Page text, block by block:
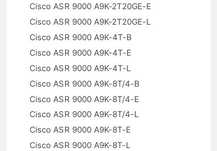
Cisco ASR 9000 A9K-2T20GE-E
Cisco ASR 9000 A9K-2T20GE-L
Cisco ASR 9000 A9K-4T-B
Cisco ASR 9000 A9K-4T-E
Cisco ASR 9000 A9K-4T-L
Cisco ASR 9000 A9K-8T/4-B
Cisco ASR 9000 A9K-8T/4-E
Cisco ASR 9000 A9K-8T/4-L
Cisco ASR 9000 A9K-8T-E
Cisco ASR 9000 A9K-8T-L